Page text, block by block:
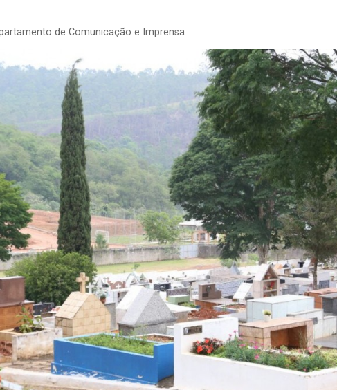
de Comunicação e Imprensa